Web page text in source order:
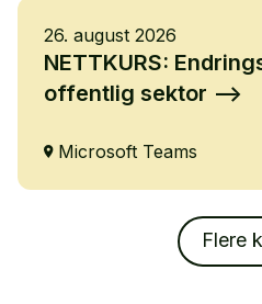
26. august 2026
NETTKURS:
offentlig sektor
Microsoft Teams
Flere